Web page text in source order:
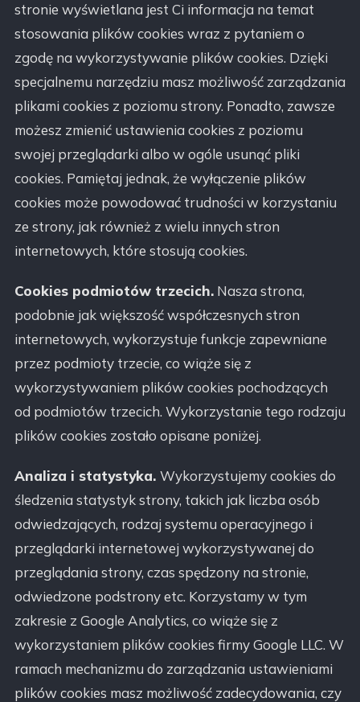
stronie wyświetlana jest Ci informacja na temat
stosowania plików cookies wraz z pytaniem o
zgodę na wykorzystywanie plików cookies. Dzięki
specjalnemu narzędziu masz możliwość zarządzania
plikami cookies z poziomu strony. Ponadto, zawsze
możesz zmienić ustawienia cookies z poziomu
swojej przeglądarki albo w ogóle usunąć pliki
cookies. Pamiętaj jednak, że wyłączenie plików
cookies może powodować trudności w korzystaniu
ze strony, jak również z wielu innych stron
internetowych, które stosują cookies.
Cookies podmiotów trzecich.Nasza strona,
podobnie jak większość współczesnych stron
internetowych, wykorzystuje funkcje zapewniane
przez podmioty trzecie, co wiąże się z
wykorzystywaniem plików cookies pochodzących
od podmiotów trzecich. Wykorzystanie tego rodzaju
plików cookies zostało opisane poniżej.
Analiza i statystyka. Wykorzystujemy cookies do
śledzenia statystyk strony, takich jak liczba osób
odwiedzających, rodzaj systemu operacyjnego i
przeglądarki internetowej wykorzystywanej do
przeglądania strony, czas spędzony na stronie,
odwiedzone podstrony etc. Korzystamy w tym
zakresie z Google Analytics, co wiąże się z
wykorzystaniem plików cookies firmy Google LLC. W
ramach mechanizmu do zarządzania ustawieniami
plików cookies masz możliwość zadecydowania, czy